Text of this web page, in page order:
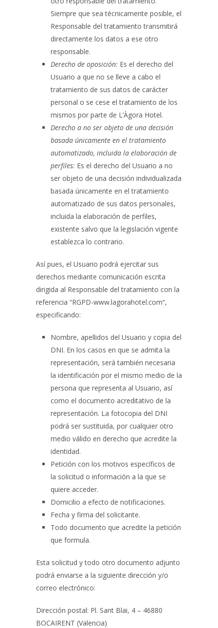
Siempre que sea técnicamente posible, el
Responsable del tratamiento transmitirá
directamente los datos a ese otro
responsable.
Derecho de oposición: Es el derecho del
Usuario a que no se lleve a cabo el
tratamiento de sus datos de carácter
personal o se cese el tratamiento de los
mismos por parte de L’Àgora Hotel.
Derecho a no ser objeto de una decisión
basada únicamente en el tratamiento
automatizado, incluida la elaboración de
perfiles: Es el derecho del Usuario a no
ser objeto de una decisión individualizada
basada únicamente en el tratamiento
automatizado de sus datos personales,
incluida la elaboración de perfiles,
existente salvo que la legislación vigente
establezca lo contrario.
Así pues, el Usuario podrá ejercitar sus
derechos mediante comunicación escrita
dirigida al Responsable del tratamiento con la
referencia “RGPD-www.lagorahotel.com“,
especificando:
Nombre, apellidos del Usuario y copia del
DNI. En los casos en que se admita la
representación, será también necesaria
la identificación por el mismo medio de la
persona que representa al Usuario, así
como el documento acreditativo de la
representación. La fotocopia del DNI
podrá ser sustituida, por cualquier otro
medio válido en derecho que acredite la
identidad.
Petición con los motivos específicos de
la solicitud o información a la que se
quiere acceder.
Domicilio a efecto de notificaciones.
Fecha y firma del solicitante.
Todo documento que acredite la petición
que formula.
Esta solicitud y todo otro documento adjunto
podrá enviarse a la siguiente dirección y/o
correo electrónico:
Dirección postal: Pl. Sant Blai, 4 – 46880
BOCAIRENT (Valencia)